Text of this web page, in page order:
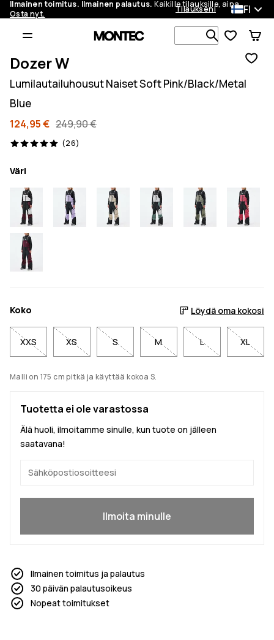
Ilmainen toimitus. Ilmainen palautus. Kaikille tilauksille, aina.
Osta nyt.
Tilaukseni FI
Etsi 1 000+
Dozer W
Lumilautailuhousut Naiset Soft Pink/Black/Metal
Blue
124,95 € 249,90 €
(26)
26 arvostelut, 5/5
Väri
Koko Löydä oma kokosi
XXS XS S M L XL
Malli on 175 cm pitkä ja käyttää kokoa S.
Tuotetta ei ole varastossa
Älä huoli, ilmoitamme sinulle, kun tuote on jälleen
saatavana!
Ilmoita minulle
Ilmainen toimitus ja palautus
30 päivän palautusoikeus
Nopeat toimitukset